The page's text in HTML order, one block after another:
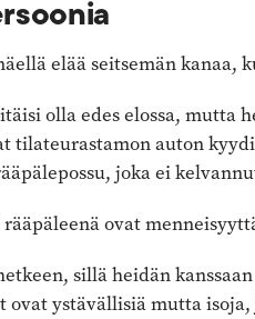
elää seitsemän kanaa,
olla edes elossa, mutta
tilateurastamon auton
joka ei
ovat
sillä heidän
ovat ystävällisiä mutta